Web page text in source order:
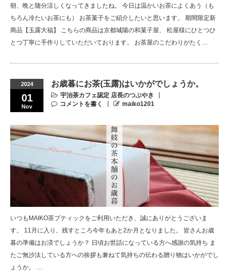
朝、晩と随分涼しくなってきましたね。 今日は温かいお茶によくあう（も
ちろん冷たいお茶にも） お茶菓子をご紹介したいと思います。 期間限定新
商品【玉露大福】 こちらの商品は京都城陽の和菓子屋、 松屋様にひとつひ
とつ丁寧に手作りしていただいております。 お茶屋のこだわりがたく…
2024
01
Nov
お歳暮にお茶(玉露)はいかがでしょうか。
宇治茶カフェ認定 店長のつぶやき
コメントを書く
maiko1201
いつもMAIKO茶ブティックをご利用いただき、誠にありがとうございま
す。 11月に入り、残すところ今年もあと2か月となりました。 皆さんお歳
暮の準備はお済でしょうか？ 日頃お世話になっている方へ感謝の気持ち ま
たご無沙汰している方への挨拶も兼ねて気持ちの伝わる贈り物はいかがでし
ょうか。 …